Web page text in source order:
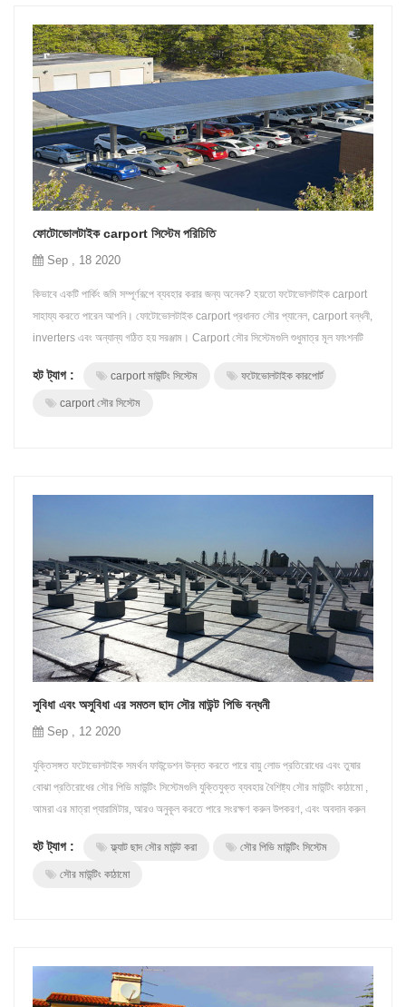
ফোটোভোলটাইক carport সিস্টেম পরিচিতি
Sep , 18 2020
কিভাবে একটি পার্কিং জমি সম্পূর্ণরূপে ব্যবহার করার জন্য অনেক? হয়তো ফটোভোলটাইক carport
সাহায্য করতে পারেন আপনি। ফোটোভোলটাইক carport প্রধানত সৌর প্যানেল, carport বন্ধনী,
inverters এবং অন্যান্য গঠিত হয় সরঞ্জাম। Carport সৌর সিস্টেমগুলি শুধুমাত্র মূল ফাংশনটি
"সুরক্ষা এবং কুলিং" যানবাহনগুলির জন্য, এবং সৌর শক্তিকে ব...
হট ট্যাগ : carport মাউন্টিং সিস্টেম ফটোভোলটাইক কারপোর্ট
carport সৌর সিস্টেম
সুবিধা এবং অসুবিধা এর সমতল ছাদ সৌর মাউন্ট পিভি বন্ধনী
Sep , 12 2020
যুক্তিসঙ্গত ফটোভোলটাইক সমর্থন ফাউন্ডেশন উন্নত করতে পারে বায়ু লোড প্রতিরোধের এবং তুষার
বোঝা প্রতিরোধের সৌর পিভি মাউন্টিং সিস্টেমগুলি যুক্তিযুক্ত ব্যবহার বৈশিষ্ট্য সৌর মাউন্টিং কাঠামো ,
আমরা এর মাত্রা প্যারামিটার, আরও অনুকূল করতে পারে সংরক্ষণ করুন উপকরণ, এবং অবদান করুন
অসুবিধা এর বিভিন্ন ভিত্তি 1.সিমেন্ট পিয়ার ফ...
হট ট্যাগ : ফ্ল্যাট ছাদ সৌর মাউন্ট করা সৌর পিভি মাউন্টিং সিস্টেম
সৌর মাউন্টিং কাঠামো